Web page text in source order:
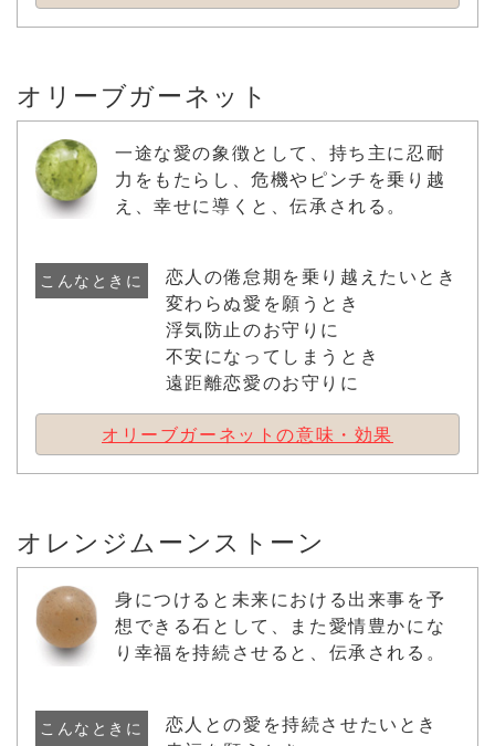
オリーブガーネット
一途な愛の象徴として、持ち主に忍耐
力をもたらし、危機やピンチを乗り越
え、幸せに導くと、伝承される。
こんなときに
恋人の倦怠期を乗り越えたいとき
変わらぬ愛を願うとき
浮気防止のお守りに
不安になってしまうとき
遠距離恋愛のお守りに
オリーブガーネットの意味・効果
オレンジムーンストーン
身につけると未来における出来事を予
想できる石として、また愛情豊かにな
り幸福を持続させると、伝承される。
こんなときに
恋人との愛を持続させたいとき